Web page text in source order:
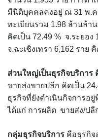
มีนิติบุคคลคงอยู่ ณ 31 พ.ค
ทะเบียนรวม 1.98 ล้านล้า
คิดเป็น 72.49 % จ.ระยอง
จ.ฉะเชิงเทรา 6,162 ราย
ส่วนใหญ่เป็นธุรกิจบริการ
ขายส่งขายปลีก คิดเป็น
ธุรกิจที่ยังดำเนินกิจการอ
ได้แก่ การผลิต ขายส่ง/ปลี
กลุ่มธุรกิจบริการ คือธุรกิจ